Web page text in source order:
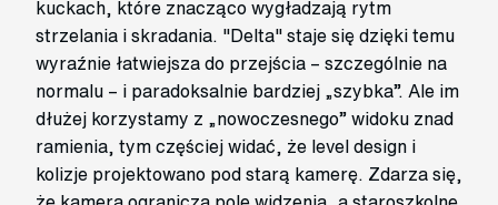
kuckach, które znacząco wygładzają rytm
strzelania i skradania. "Delta" staje się dzięki temu
wyraźnie łatwiejsza do przejścia – szczególnie na
normalu – i paradoksalnie bardziej „szybka”. Ale im
dłużej korzystamy z „nowoczesnego” widoku znad
ramienia, tym częściej widać, że level design i
kolizje projektowano pod starą kamerę. Zdarza się,